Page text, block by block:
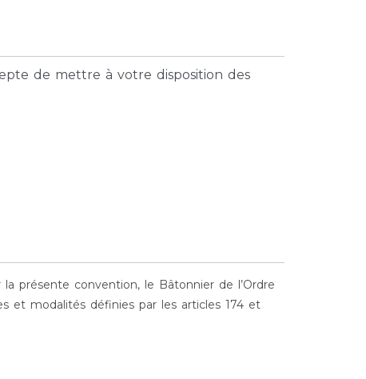
de mettre à votre disposition des
présente convention, le Bâtonnier de l’Ordre
et modalités définies par les articles 174 et